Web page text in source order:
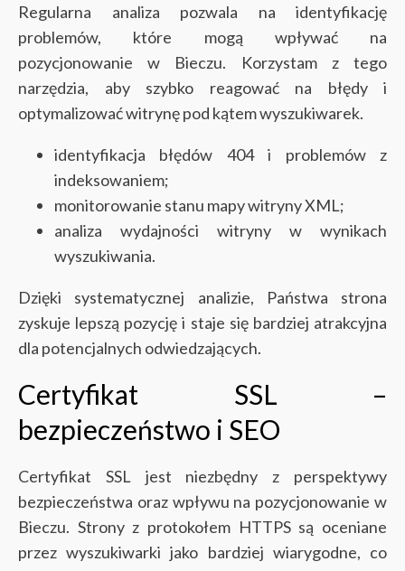
Regularna analiza pozwala na identyfikację
problemów, które mogą wpływać na
pozycjonowanie w Bieczu. Korzystam z tego
narzędzia, aby szybko reagować na błędy i
optymalizować witrynę pod kątem wyszukiwarek.
identyfikacja błędów 404 i problemów z
indeksowaniem;
monitorowanie stanu mapy witryny XML;
analiza wydajności witryny w wynikach
wyszukiwania.
Dzięki systematycznej analizie, Państwa strona
zyskuje lepszą pozycję i staje się bardziej atrakcyjna
dla potencjalnych odwiedzających.
Certyfikat SSL –
bezpieczeństwo i SEO
Certyfikat SSL jest niezbędny z perspektywy
bezpieczeństwa oraz wpływu na pozycjonowanie w
Bieczu. Strony z protokołem HTTPS są oceniane
przez wyszukiwarki jako bardziej wiarygodne, co